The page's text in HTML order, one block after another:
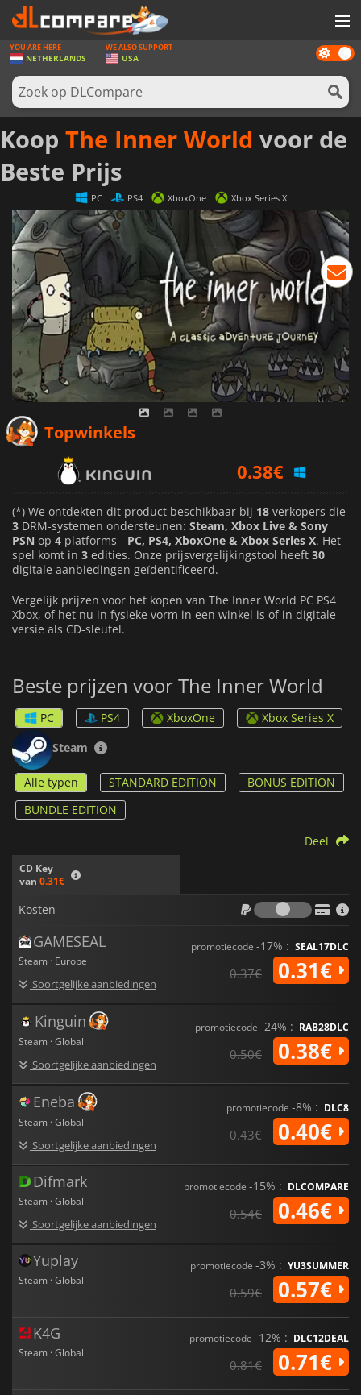
SPELLEN
GAME CARDS
SOFTWARE
REWARDS
NIEUWS
LOG IN OF REGISTREER
Dark
mode
YOU ARE HERE
NETHERLANDS
WE ALSO SUPPORT
USA
Koop The Inner World voor de
Beste Prijs
PC PS4 XboxOne Xbox Series X
Topwinkels
0.40€
0.31€
(*) We ontdekten dit product beschikbaar bij 18 verkopers die
3 DRM-systemen ondersteunen: Steam, Xbox Live & Sony
PSN op 4 platforms - PC, PS4, XboxOne & Xbox Series X. Het
spel komt in 3 edities. Onze prijsvergelijkingstool heeft 30
digitale aanbiedingen geïdentificeerd.
Vergelijk prijzen voor het kopen van The Inner World PC PS4
Xbox, of het nu in fysieke vorm in een winkel is of in digitale
versie als CD-sleutel.
Beste prijzen voor The Inner World
PC PS4 XboxOne
Xbox Series X
Steam
Alle typen STANDARD EDITION
BONUS EDITION
BUNDLE EDITION
CD Key
van 0.31€
Deel
Kosten
Kosten
GAMESEAL
Steam · Europe
Soortgelijke aanbiedingen
promotiecode -17% : SEAL17DLC
0.37€ 0.31€
Kinguin
Steam · Global
Soortgelijke aanbiedingen
promotiecode -24% : RAB28DLC
0.50€ 0.38€
Eneba
Steam · Global
Soortgelijke aanbiedingen
promotiecode -8% : DLC8
0.43€ 0.40€
Difmark
Steam · Global
Soortgelijke aanbiedingen
promotiecode -15% : DLCOMPARE
0.54€ 0.46€
Yuplay
Steam · Global
promotiecode -3% : YU3SUMMER
0.59€ 0.57€
K4G
Steam · Global
promotiecode -12% : DLC12DEAL
0.81€ 0.71€